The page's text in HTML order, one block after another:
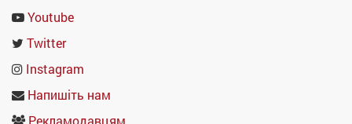
Youtube
Twitter
Instagram
Напишіть нам
Рекламодавцям